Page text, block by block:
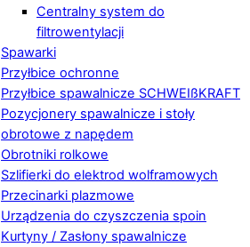
Centralny system do
filtrowentylacji
Spawarki
Przyłbice ochronne
Przyłbice spawalnicze SCHWEIßKRAFT
Pozycjonery spawalnicze i stoły
obrotowe z napędem
Obrotniki rolkowe
Szlifierki do elektrod wolframowych
Przecinarki plazmowe
Urządzenia do czyszczenia spoin
Kurtyny / Zasłony spawalnicze